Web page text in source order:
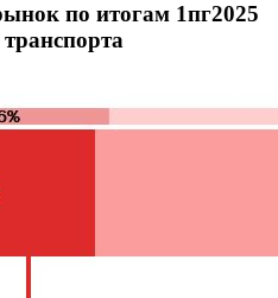
по итогам 1пг2025